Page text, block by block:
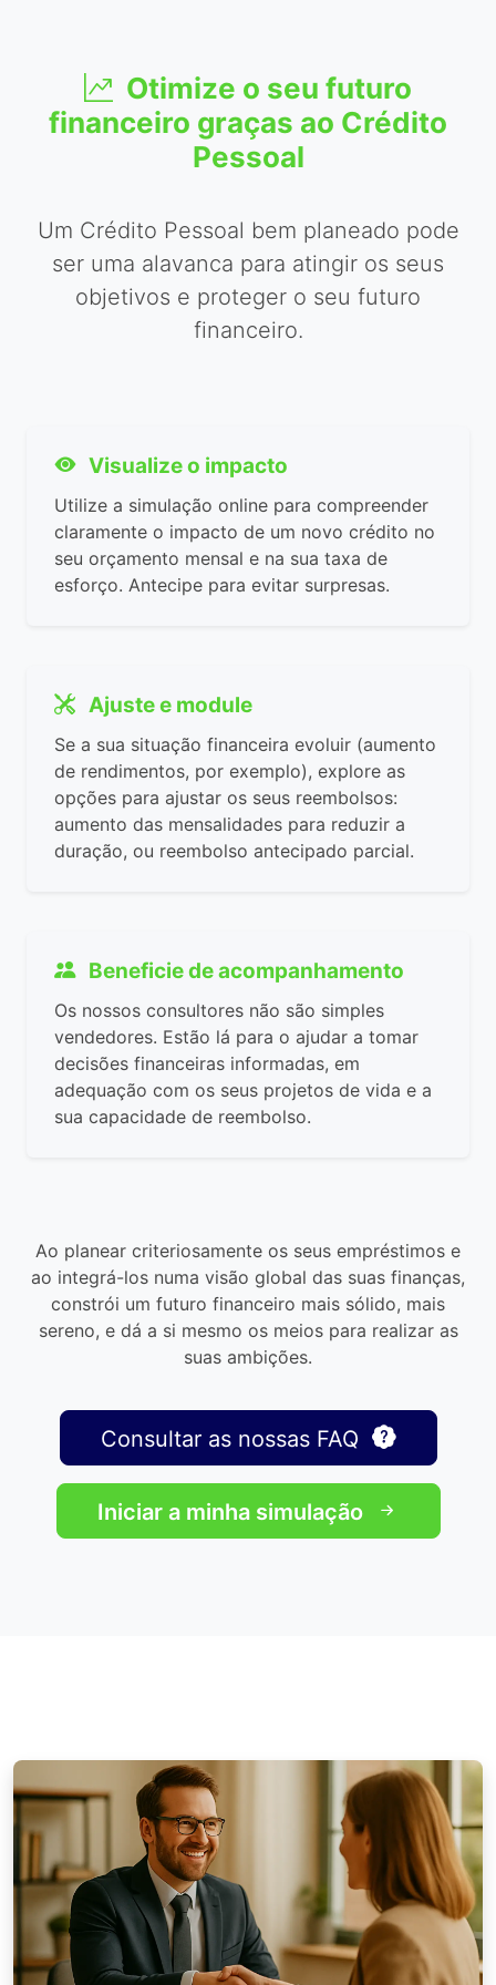
Otimize o seu futuro
financeiro graças ao Crédito
Pessoal
Um Crédito Pessoal bem planeado pode
ser uma alavanca para atingir os seus
objetivos e proteger o seu futuro
financeiro.
Visualize o impacto
Utilize a simulação online para compreender
claramente o impacto de um novo crédito no
seu orçamento mensal e na sua taxa de
esforço. Antecipe para evitar surpresas.
Ajuste e module
Se a sua situação financeira evoluir (aumento
de rendimentos, por exemplo), explore as
opções para ajustar os seus reembolsos:
aumento das mensalidades para reduzir a
duração, ou reembolso antecipado parcial.
Beneficie de acompanhamento
Os nossos consultores não são simples
vendedores. Estão lá para o ajudar a tomar
decisões financeiras informadas, em
adequação com os seus projetos de vida e a
sua capacidade de reembolso.
Ao planear criteriosamente os seus empréstimos e
ao integrá-los numa visão global das suas finanças,
constrói um futuro financeiro mais sólido, mais
sereno, e dá a si mesmo os meios para realizar as
suas ambições.
Consultar as nossas FAQ
Iniciar a minha simulação